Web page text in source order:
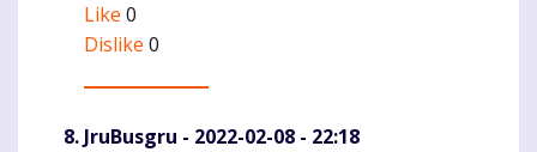
Like 0
Dislike 0
JruBusgru - 2022-02-08 - 22:18